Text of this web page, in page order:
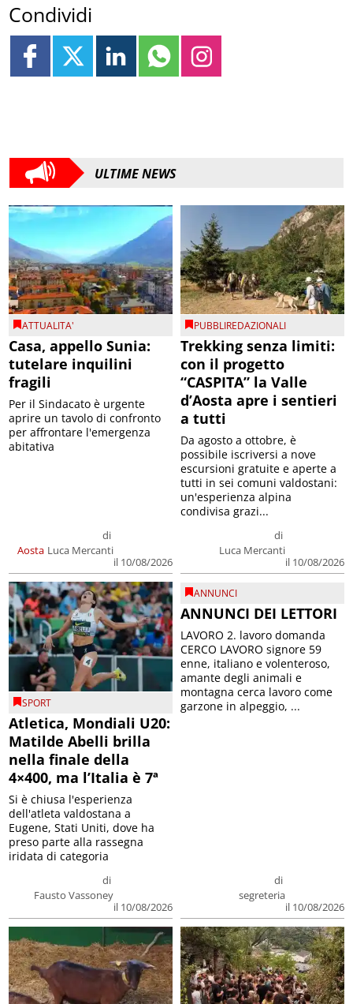
Condividi
ULTIME NEWS
ATTUALITA'
Casa, appello Sunia:
tutelare inquilini
fragili
Aosta
di
Luca Mercanti
il 10/08/2026
Per il Sindacato è urgente
aprire un tavolo di confronto
per affrontare l'emergenza
abitativa
PUBBLIREDAZIONALI
Trekking senza limiti:
con il progetto
“CASPITA” la Valle
d’Aosta apre i sentieri
a tutti
di
Luca Mercanti
il 10/08/2026
Da agosto a ottobre, è
possibile iscriversi a nove
escursioni gratuite e aperte a
tutti in sei comuni valdostani:
un'esperienza alpina
condivisa grazi...
SPORT
Atletica, Mondiali U20:
Matilde Abelli brilla
nella finale della
4×400, ma l’Italia è 7ª
di
Fausto Vassoney
il 10/08/2026
Si è chiusa l'esperienza
dell'atleta valdostana a
Eugene, Stati Uniti, dove ha
preso parte alla rassegna
iridata di categoria
ANNUNCI
ANNUNCI DEI LETTORI
di
segreteria
il 10/08/2026
LAVORO 2. lavoro domanda
CERCO LAVORO signore 59
enne, italiano e volenteroso,
amante degli animali e
montagna cerca lavoro come
garzone in alpeggio, ...